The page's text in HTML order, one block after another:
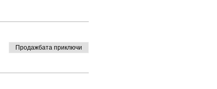
Продажбата приключи